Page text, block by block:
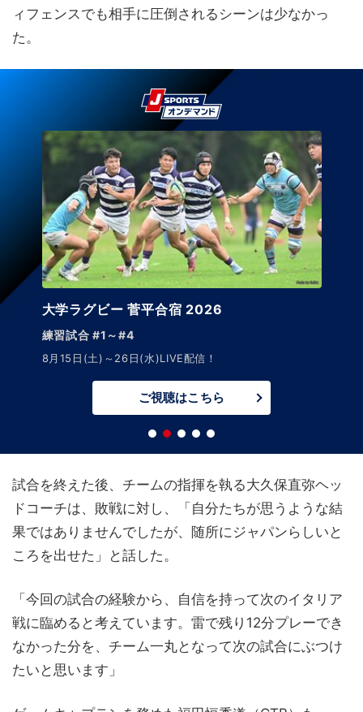
ィフェンスでも相手に圧倒されるシーンは少なかっ
た。
大学ラグビー 菅平合宿 2026
練習試合 #1～#4
8月15日(土)～26日(水)LIVE配信！
ご視聴はこちら
試合を終えた後、チームの指揮を執る大久保直弥ヘッ
ドコーチは、敗戦に対し、「自分たちが思うような結
果ではありませんでしたが、随所にジャパンらしいと
ころを出せた」と話した。
「今回の試合の経験から、自信を持って次のイタリア
戦に臨めると考えています。雷で残り12分プレーでき
なかった分を、チーム一丸となって次の試合にぶつけ
たいと思います」